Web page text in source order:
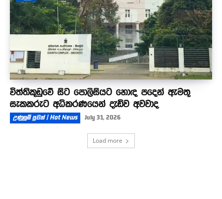
විත්තිකූඩුවේ සිට පොලිසියට හොඳ පදෙන් ඇමතූ
සැකකරුට අධිකරණයෙන් දැඩිව අවවාද
උණුසුම් පුවත් | Hot News July 31, 2026
Load more